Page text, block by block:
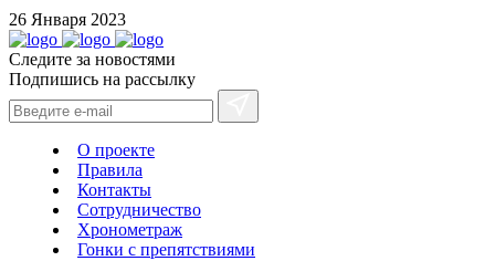
26 Января 2023
Следите за новостями
Подпишись на рассылку
О проекте
Правила
Контакты
Сотрудничество
Хронометраж
Гонки с препятствиями